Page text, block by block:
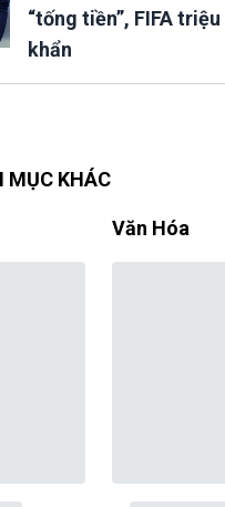
“tống tiền”, FIFA
khẩn
MỤC KHÁC
Văn Hóa